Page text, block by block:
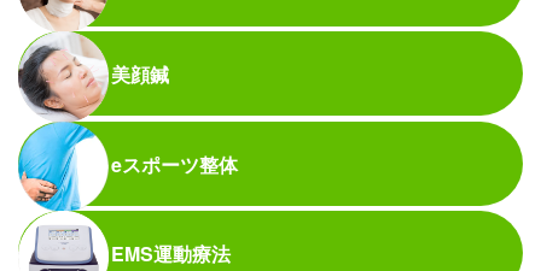
美顔鍼
eスポーツ整体
EMS運動療法